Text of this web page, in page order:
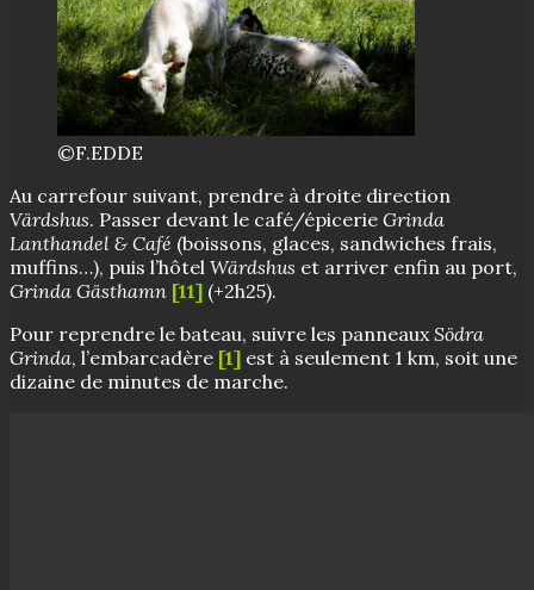
©F.EDDE
Au carrefour suivant, prendre à droite direction
Värdshus. Passer devant le café/épicerie Grinda
Lanthandel & Café (boissons, glaces, sandwiches frais,
muffins…), puis l’hôtel Wärdshus et arriver enfin au port,
Grinda Gästhamn [11] (+2h25).
Pour reprendre le bateau, suivre les panneauxSödra
Grinda, l’embarcadère [1] est à seulement 1 km, soit une
dizaine de minutes de marche.